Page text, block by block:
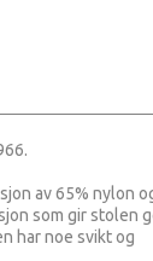
av 65% nylon
som gir stolen
har noe svikt og